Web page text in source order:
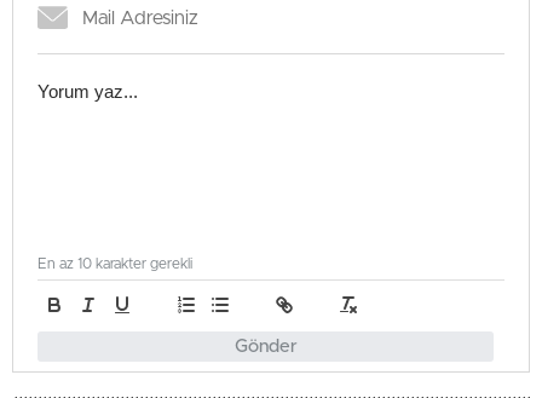
Gönder
En az 10 karakter gerekli